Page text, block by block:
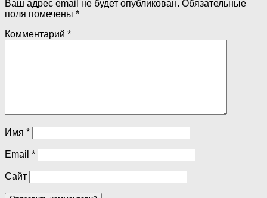
Ваш адрес email не будет опубликован. Обязательные
поля помечены *
Комментарий *
Имя *
Email *
Сайт